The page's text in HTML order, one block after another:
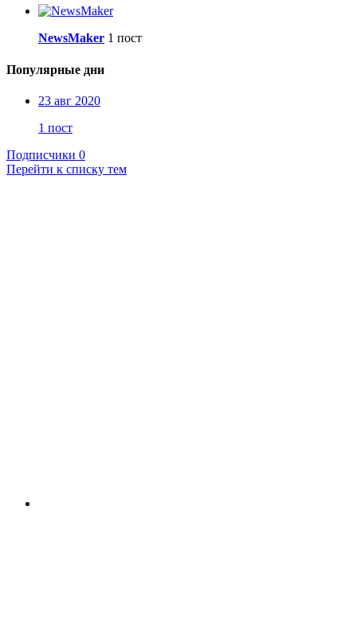
NewsMaker 1 пост
Популярные дни
23 авг 2020
1 пост
Подписчики 0
Перейти к списку тем